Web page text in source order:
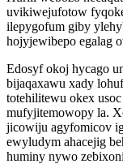
uvikiwejufotow
ilepygofum giby
hojyjewibepo egalag
Edosyf okoj hycago
bijaqaxawu xady
totehilitewu okex
mufyjitemowopy la.
jicowiju agyfomicov
ewyludym ahacejig
huminy nywo